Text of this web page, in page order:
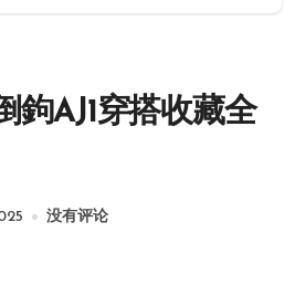
鉤AJ1穿搭收藏全
没有评论